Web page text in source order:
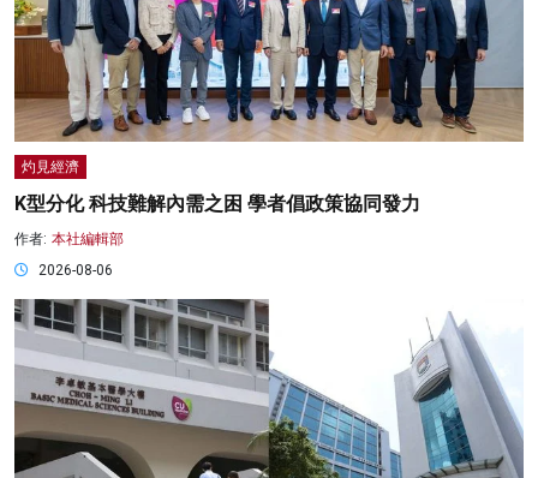
灼見經濟
K型分化 科技難解內需之困 學者倡政策協同發力
作者: 本社編輯部
2026-08-06